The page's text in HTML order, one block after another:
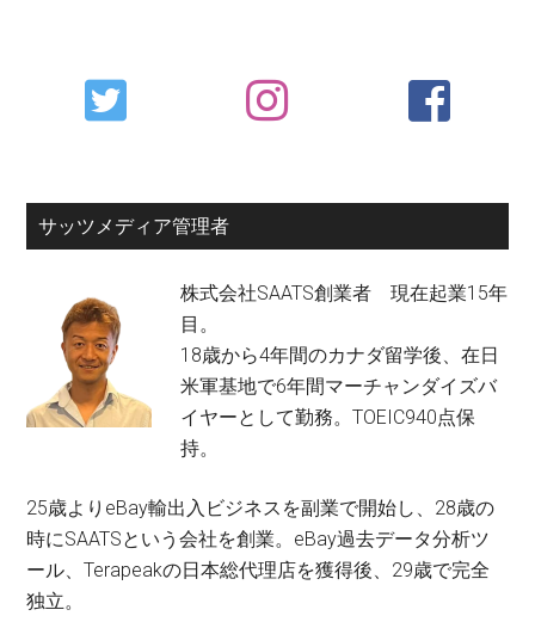
Primary
Sidebar
サッツメディア管理者
株式会社SAATS創業者 現在起業15年
目。
18歳から4年間のカナダ留学後、在日
米軍基地で6年間マーチャンダイズバ
イヤーとして勤務。TOEIC940点保
持。
25歳よりeBay輸出入ビジネスを副業で開始し、28歳の
時にSAATSという会社を創業。eBay過去データ分析ツ
ール、Terapeakの日本総代理店を獲得後、29歳で完全
独立。